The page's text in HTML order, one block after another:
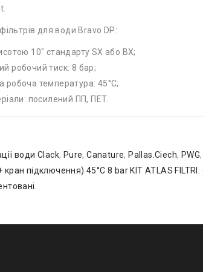
для води Bravo DP:
10″ стандарту SX або BX;
робочий тиск: 8 бар;
робоча температура: 45°C;
посилений ПП, ПЕТ.
води Clack, Pure,Canature, Pallas.Ciech, PWG,
підключення) 45°C 8 bar KIT ATLAS